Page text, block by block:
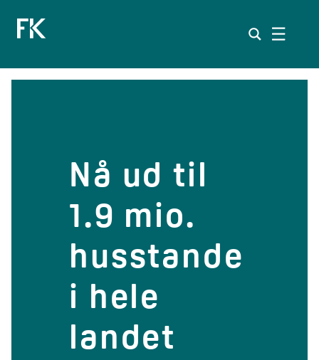
Nå ud til 1.9
Nå ud til
Nå ud til
1.9 mio.
husstande
i hele
landet